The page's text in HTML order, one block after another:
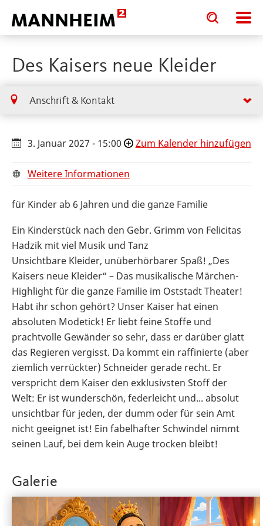
Toggle
search
input
Toggle
search
input
Des Kaisers neue Kleider
Anschrift & Kontakt
3. Januar 2027 - 15:00 Zum Kalender hinzufügen
Weitere Informationen
für Kinder ab 6 Jahren und die ganze Familie
Ein Kinderstück nach den Gebr. Grimm von Felicitas
Hadzik mit viel Musik und Tanz
Unsichtbare Kleider, unüberhörbarer Spaß! „Des
Kaisers neue Kleider“ – Das musikalische Märchen-
Highlight für die ganze Familie im Oststadt Theater!
Habt ihr schon gehört? Unser Kaiser hat einen
absoluten Modetick! Er liebt feine Stoffe und
prachtvolle Gewänder so sehr, dass er darüber glatt
das Regieren vergisst. Da kommt ein raffinierte (aber
ziemlich verrückter) Schneider gerade recht. Er
verspricht dem Kaiser den exklusivsten Stoff der
Welt: Er ist wunderschön, federleicht und... absolut
unsichtbar für jeden, der dumm oder für sein Amt
nicht geeignet ist! Ein fabelhafter Schwindel nimmt
seinen Lauf, bei dem kein Auge trocken bleibt!
Galerie